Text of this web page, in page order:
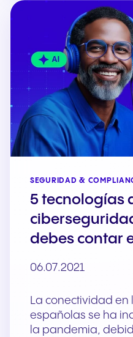
SEGURIDAD &
5 tecnologías
debes contar
06.07.2021
La conectividad en
españolas se ha
la pandemia,